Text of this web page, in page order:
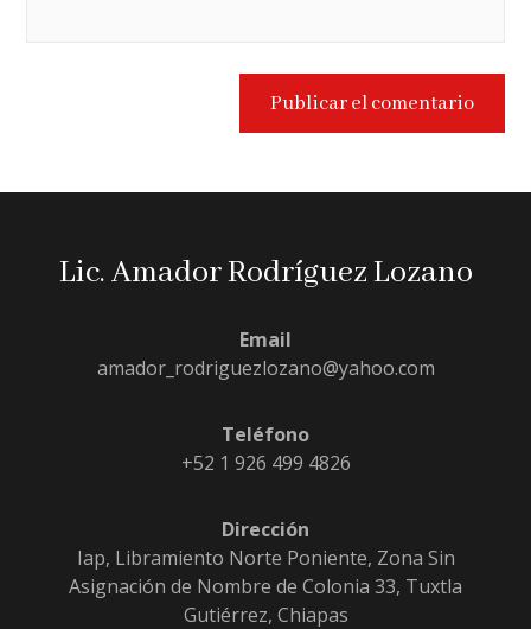
Lic. Amador Rodríguez Lozano
Email
amador_rodriguezlozano@yahoo.com
Teléfono
+52 1 926 499 4826
Dirección
Iap, Libramiento Norte Poniente, Zona Sin
Asignación de Nombre de Colonia 33, Tuxtla
Gutiérrez, Chiapas